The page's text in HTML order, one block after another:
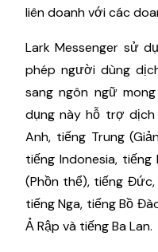
liên doanh với các
Lark Messenger sử
phép người dùng
sang ngôn ngữ
dụng này hỗ trợ dịch
Anh, tiếng Trung
tiếng Indonesia, tiếng
(Phồn thể), tiếng Đức,
tiếng Nga, tiếng Bồ
Ả Rập và tiếng Ba Lan.